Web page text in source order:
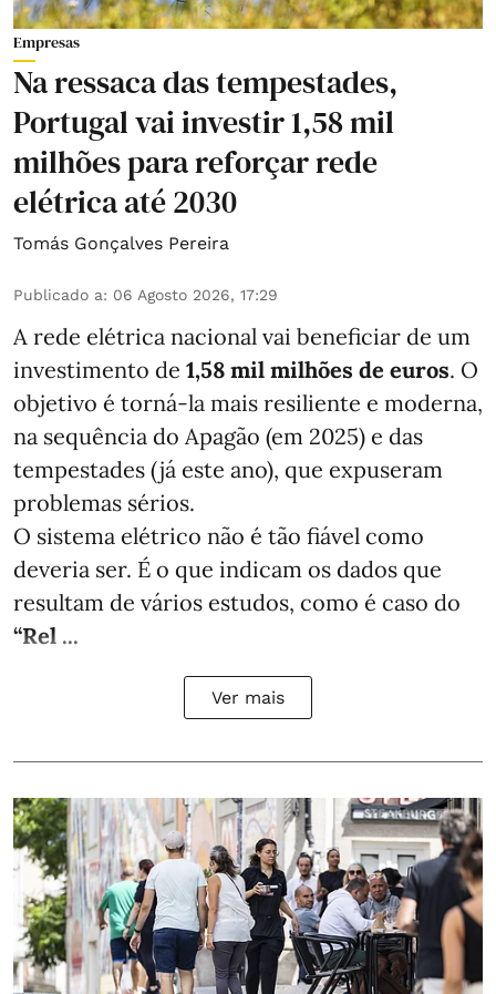
Empresas
Na ressaca das tempestades,
Portugal vai investir 1,58 mil
milhões para reforçar rede
elétrica até 2030
Tomás Gonçalves Pereira
Publicado a: 06 Agosto 2026, 17:29
A rede elétrica nacional vai beneficiar de um
investimento de 1,58 mil milhões de euros. O
objetivo é torná-la mais resiliente e moderna,
na sequência do Apagão (em 2025) e das
tempestades (já este ano), que expuseram
problemas sérios.
O sistema elétrico não é tão fiável como
deveria ser. É o que indicam os dados que
resultam de vários estudos, como é caso do
“Rel ...
Ver mais